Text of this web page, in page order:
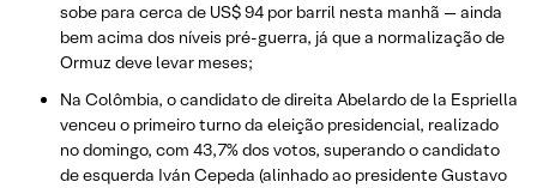
sobe para cerca de US$ 94 por barril nesta manhã — ainda
bem acima dos níveis pré-guerra, já que a normalização de
Ormuz deve levar meses;
Na Colômbia, o candidato de direita Abelardo de la Espriella
venceu o primeiro turno da eleição presidencial, realizado
no domingo, com 43,7% dos votos, superando o candidato
de esquerda Iván Cepeda (alinhado ao presidente Gustavo